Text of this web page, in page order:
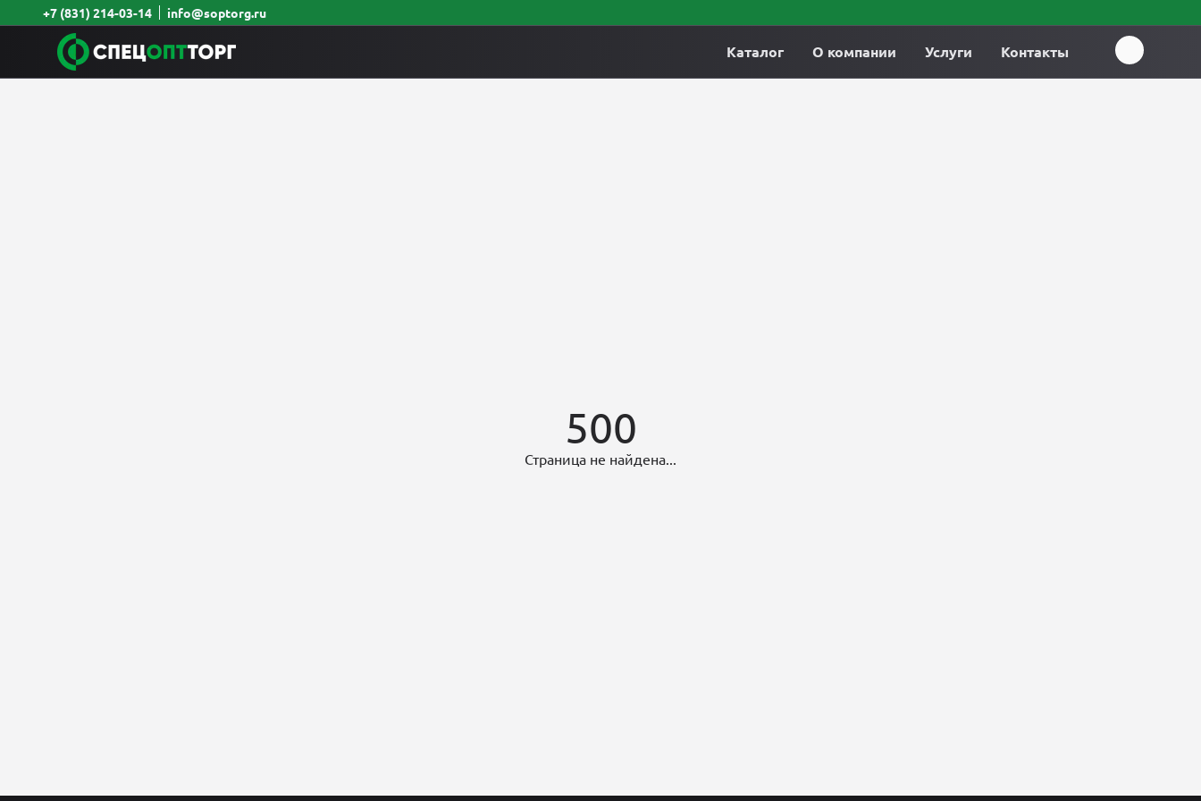
+7 (831) 214-03-14 info@soptorg.ru
Каталог О компании Услуги Контакты
500
Страница не найдена...